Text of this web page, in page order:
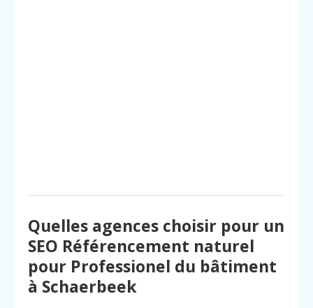
Quelles agences choisir pour un
SEO Référencement naturel
pour Professionel du bâtiment
à Schaerbeek